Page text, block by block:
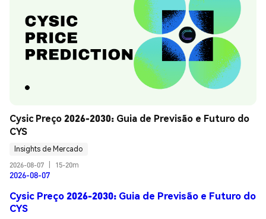
Cysic Preço 2026-2030: Guia de Previsão e Futuro do
CYS
Insights de Mercado
2026-08-07
15-20m
2026-08-07
Cysic Preço 2026-2030: Guia de Previsão e Futuro do
CYS